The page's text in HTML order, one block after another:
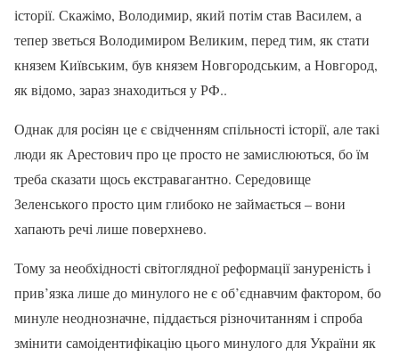
історії. Скажімо, Володимир, який потім став Василем, а
тепер зветься Володимиром Великим, перед тим, як стати
князем Київським, був князем Новгородським, а Новгород,
як відомо, зараз знаходиться у РФ..
Однак для росіян це є свідченням спільності історії, але такі
люди як Арестович про це просто не замислюються, бо їм
треба сказати щось екстравагантно. Середовище
Зеленського просто цим глибоко не займається – вони
хапають речі лише поверхнево.
Тому за необхідності світоглядної реформації зануреність і
прив’язка лише до минулого не є об’єднавчим фактором, бо
минуле неоднозначне, піддається різночитанням і спроба
змінити самоідентифікацію цього минулого для України як